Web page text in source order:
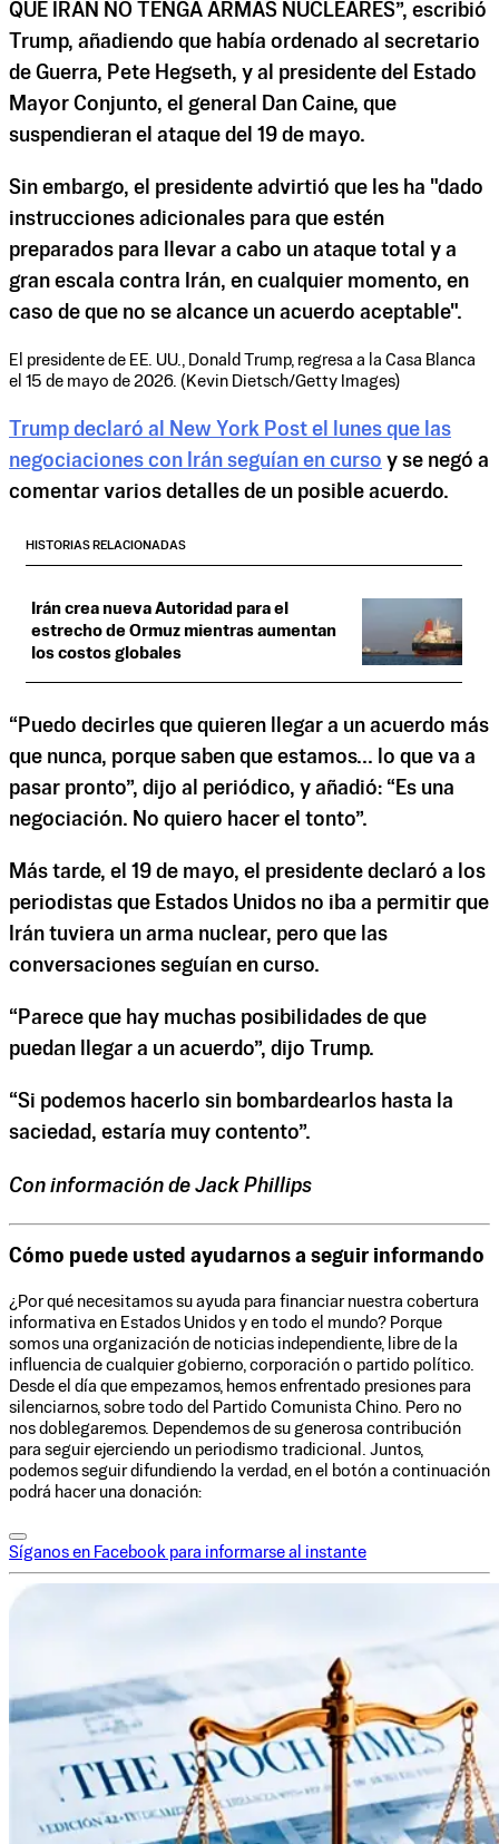
QUE IRÁN NO TENGA ARMAS NUCLEARES”, escribió
Trump, añadiendo que había ordenado al secretario
de Guerra, Pete Hegseth, y al presidente del Estado
Mayor Conjunto, el general Dan Caine, que
suspendieran el ataque del 19 de mayo.
Sin embargo, el presidente advirtió que les ha "dado
instrucciones adicionales para que estén
preparados para llevar a cabo un ataque total y a
gran escala contra Irán, en cualquier momento, en
caso de que no se alcance un acuerdo aceptable".
El presidente de EE. UU., Donald Trump, regresa a la Casa Blanca
el 15 de mayo de 2026. (Kevin Dietsch/Getty Images)
Trump declaró al New York Post el lunes que las
negociaciones con Irán seguían en curso y se negó a
comentar varios detalles de un posible acuerdo.
HISTORIAS RELACIONADAS
Irán crea nueva Autoridad para el
estrecho de Ormuz mientras aumentan
los costos globales
“Puedo decirles que quieren llegar a un acuerdo más
que nunca, porque saben que estamos... lo que va a
pasar pronto”, dijo al periódico, y añadió: “Es una
negociación. No quiero hacer el tonto”.
Más tarde, el 19 de mayo, el presidente declaró a los
periodistas que Estados Unidos no iba a permitir que
Irán tuviera un arma nuclear, pero que las
conversaciones seguían en curso.
“Parece que hay muchas posibilidades de que
puedan llegar a un acuerdo”, dijo Trump.
“Si podemos hacerlo sin bombardearlos hasta la
saciedad, estaría muy contento”.
Con información de Jack Phillips
Cómo puede usted ayudarnos a seguir informando
¿Por qué necesitamos su ayuda para financiar nuestra cobertura
informativa en Estados Unidos y en todo el mundo? Porque
somos una organización de noticias independiente, libre de la
influencia de cualquier gobierno, corporación o partido político.
Desde el día que empezamos, hemos enfrentado presiones para
silenciarnos, sobre todo del Partido Comunista Chino. Pero no
nos doblegaremos. Dependemos de su generosa contribución
para seguir ejerciendo un periodismo tradicional. Juntos,
podemos seguir difundiendo la verdad, en el botón a continuación
podrá hacer una donación:
Síganos en Facebook para informarse al instante